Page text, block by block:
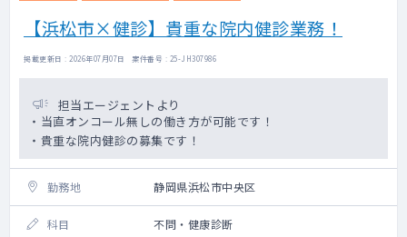
【浜松市×健診】貴重な院内健診業務！
掲載更新日 : 2026年07月07日 案件番号 : 25-JH307986
担当エージェントより
・当直オンコール無しの働き方が可能です！
・貴重な院内健診の募集です！
勤務地 静岡県浜松市中央区
科目 不問・健康診断